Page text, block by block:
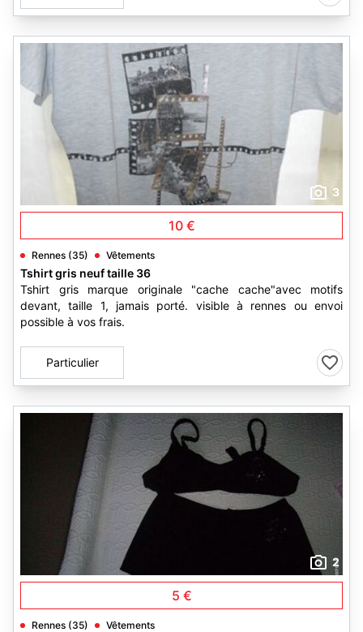
3
10 €
Rennes (35) Vêtements
Tshirt gris neuf taille 36
Tshirt gris marque originale "cache cache"avec motifs
devant, taille 1, jamais porté. visible à rennes ou envoi
possible à vos frais.
Particulier
2
5 €
Rennes (35) Vêtements